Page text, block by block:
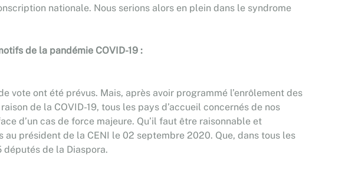
nationale. Nous serions alors en plein dans le syndrome
de la pandémie COVID-19 :
vote ont été prévus. Mais, après avoir programmé l’enrôlement des
de la COVID-19, tous les pays d’accueil concernés de nos
d’un cas de force majeure. Qu’il faut être raisonnable et
président de la CENI le 02 septembre 2020. Que, dans tous les
de la Diaspora.